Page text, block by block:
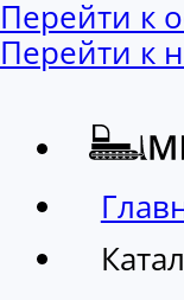
Перейти к
Перейти к